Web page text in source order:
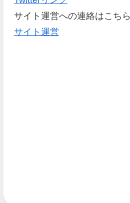
サイト運営への連絡はこちら
サイト運営